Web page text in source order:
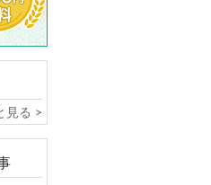
見る >